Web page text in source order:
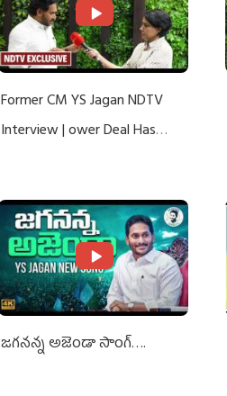
Former CM YS Jagan NDTV
Interview | ower Deal Has
జగనన్న అజెండా సాంగ్….